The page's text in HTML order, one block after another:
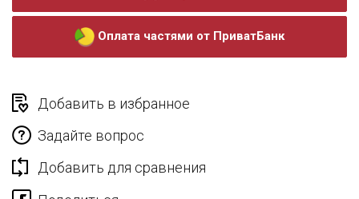
Оплата частями от ПриватБанк
Добавить в избранное
Задайте вопрос
Добавить для сравнения